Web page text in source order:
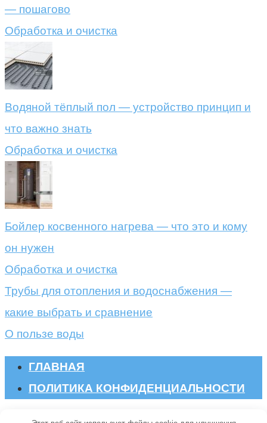
— пошагово
Обработка и очистка
Водяной тёплый пол — устройство принцип и
что важно знать
Обработка и очистка
Бойлер косвенного нагрева — что это и кому
он нужен
Обработка и очистка
Трубы для отопления и водоснабжения —
какие выбрать и сравнение
О пользе воды
ГЛАВНАЯ
ПОЛИТИКА КОНФИДЕНЦИАЛЬНОСТИ